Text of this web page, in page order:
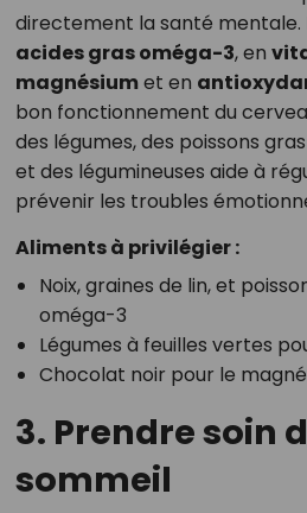
directement la santé mentale.
acides gras oméga-3, en
magnésiumet en
bon fonctionnement du
des légumes, des poissons
et des légumineuses aide à
prévenir les troubles
Aliments à privilégier :
Noix, graines de lin, et
oméga-3
Légumes à feuilles vertes
Chocolat noir pour le
3. Prendre soin
sommeil